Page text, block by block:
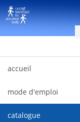
Saut au contenu
accueil
mode d'emploi
catalogue